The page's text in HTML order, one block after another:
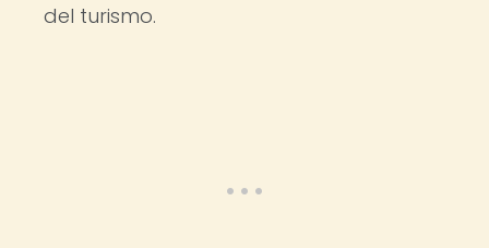
del turismo.